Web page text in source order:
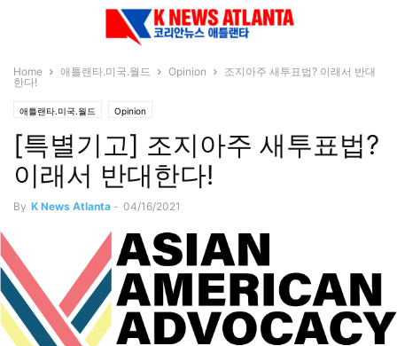
Home 애틀랜타.미국.월드 Opinion
조지아주 새투표법? 이래서 반대
한다!
애틀랜타.미국.월드 Opinion
[특별기고] 조지아주 새투표법?
이래서 반대한다!
By K News Atlanta - 04/16/2021